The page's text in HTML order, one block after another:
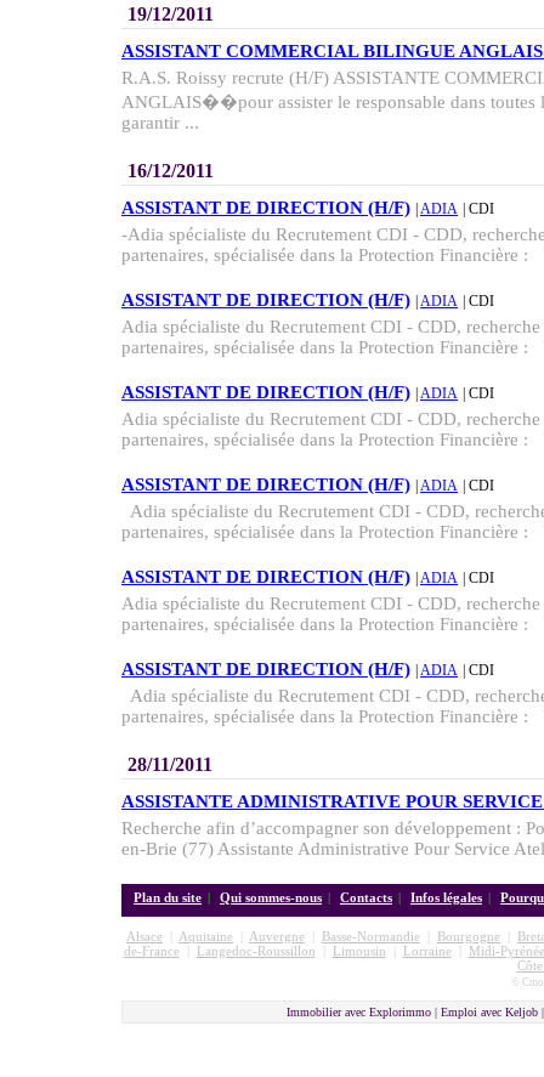
19/12/2011
ASSISTANT COMMERCIAL BILINGUE
R.A.S. Roissy recrute (H/F) ASSISTANTE
ANGLAIS��pour assister le responsable dans toutes
garantir ...
16/12/2011
ASSISTANT DE DIRECTION (H/F) ADIA | CDI
-Adia spécialiste du Recrutement CDI - CDD,
partenaires, spécialisée dans la Protection Financière :
ASSISTANT DE DIRECTION (H/F) ADIA | CDI
Adia spécialiste du Recrutement CDI - CDD,
partenaires, spécialisée dans la Protection Financière :
ASSISTANT DE DIRECTION (H/F) ADIA | CDI
Adia spécialiste du Recrutement CDI - CDD,
partenaires, spécialisée dans la Protection Financière :
ASSISTANT DE DIRECTION (H/F) ADIA | CDI
Adia spécialiste du Recrutement CDI - CDD,
partenaires, spécialisée dans la Protection Financière :
ASSISTANT DE DIRECTION (H/F) ADIA | CDI
Adia spécialiste du Recrutement CDI - CDD,
partenaires, spécialisée dans la Protection Financière :
ASSISTANT DE DIRECTION (H/F) ADIA | CDI
Adia spécialiste du Recrutement CDI - CDD,
partenaires, spécialisée dans la Protection Financière :
28/11/2011
ASSISTANTE ADMINISTRATIVE POUR
Recherche afin d’accompagner son développement :
en-Brie (77) Assistante Administrative Pour Service
Plan du site | Qui sommes-nous | Contacts | Infos légales |
Alsace Aquitaine Auvergne Basse-Normandie Bourgogne
de-France| Langedoc-Roussillon Limousin Lorraine|
Midi-
©
Immobilier avec Explorimmo | Emploi avec Keljob